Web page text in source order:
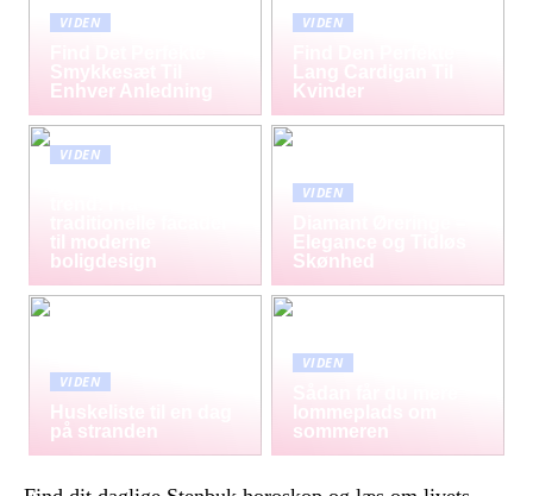
VIDEN
Smykkesæt Til
Enhver Anledning
VIDEN
Lang Cardigan Til
Kvinder
VIDEN
til moderne
boligdesign
VIDEN
Elegance og Tidløs
Skønhed
VIDEN
Huskeliste til en dag
på stranden
VIDEN
lommeplads om
sommeren